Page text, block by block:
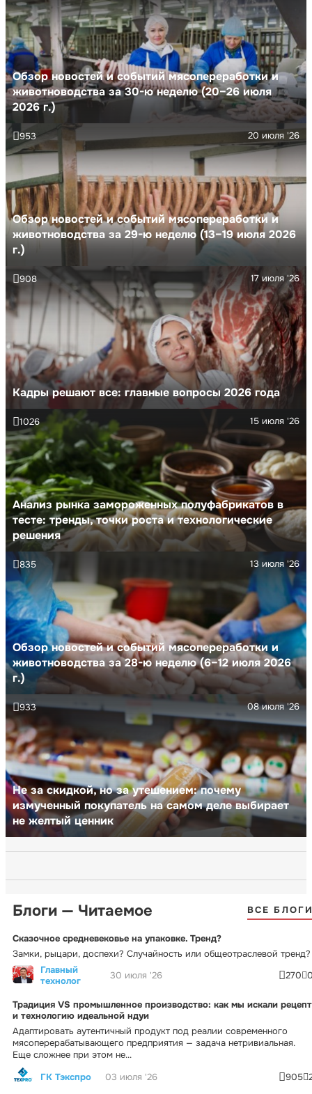
Обзор новостей и событий мясопереработки и
животноводства за 30-ю неделю (20–26 июля
2026 г.)
Обзор новостей и событий мясопереработки и
животноводства за 29-ю неделю (13–19 июля 2026
г.)
20 июля '26
953
Кадры решают все: главные вопросы 2026 года
17 июля '26
908
Анализ рынка замороженных полуфабрикатов в
тесте: тренды, точки роста и технологические
решения
15 июля '26
1026
Обзор новостей и событий мясопереработки и
животноводства за 28-ю неделю (6–12 июля 2026
г.)
13 июля '26
835
Не за скидкой, но за утешением: почему
измученный покупатель на самом деле выбирает
не желтый ценник
08 июля '26
933
Блоги — Читаемое ВСЕ
Сказочное средневековье на упаковке. Тренд?
Замки, рыцари, доспехи? Случайность или общеотраслевой тренд?
Главный
технолог
30 июля '26 270
Традиция VS промышленное производство: как мы искали рецепт
и технологию идеальной ндуи
Адаптировать аутентичный продукт под реалии современного
мясоперерабатывающего предприятия — задача нетривиальная.
Еще сложнее при этом не...
ГК Тэкспро
03 июля '26 905